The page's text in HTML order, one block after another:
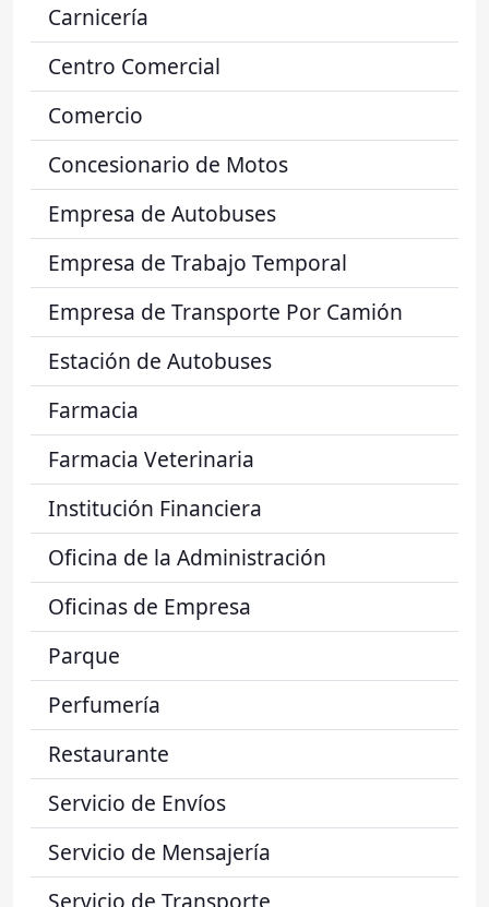
Carnicería
Centro Comercial
Comercio
Concesionario de Motos
Empresa de Autobuses
Empresa de Trabajo Temporal
Empresa de Transporte Por Camión
Estación de Autobuses
Farmacia
Farmacia Veterinaria
Institución Financiera
Oficina de la Administración
Oficinas de Empresa
Parque
Perfumería
Restaurante
Servicio de Envíos
Servicio de Mensajería
Servicio de Transporte